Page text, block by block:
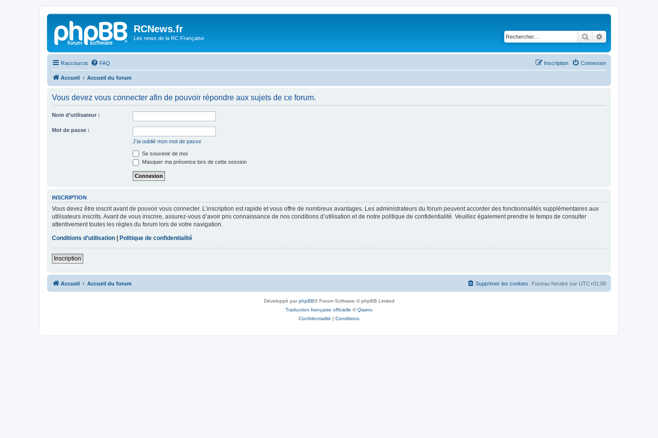
RCNews.fr
Les news de la RC Française Rechercher
Raccourcis FAQ Connexion
Inscription
Accueil Accueil du forum
Vous devez vous connecter afin de pouvoir répondre aux sujets de ce forum.
Nom d’utilisateur :
Mot de passe :
J’ai oublié mon mot de passe
Se souvenir de moi
Masquer ma présence lors de cette session
INSCRIPTION
Vous devez être inscrit avant de pouvoir vous connecter. L’inscription est rapide et vous offre de nombreux avantages. Les administrateurs du forum peuvent accorder des fonctionnalités supplémentaires aux
utilisateurs inscrits. Avant de vous inscrire, assurez-vous d’avoir pris connaissance de nos conditions d’utilisation et de notre politique de confidentialité. Veuillez également prendre le temps de consulter
attentivement toutes les règles du forum lors de votre navigation.
Conditions d’utilisation
Politique de confidentialité
Inscription
Accueil Accueil du forum Fuseau horaire sur UTC+01:00
Supprimer les cookies
Développé parphpBB® Forum Software © phpBB Limited
Traduction française officielle ©Qiaeru
Confidentialité | Conditions